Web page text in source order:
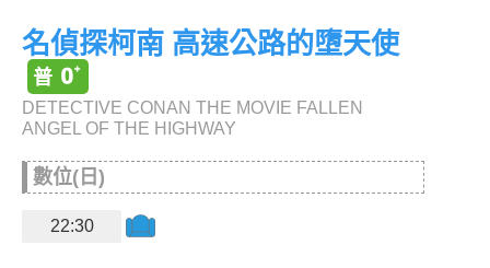
名偵探柯南 高速公路的墮天使
DETECTIVE CONAN THE MOVIE FALLEN
ANGEL OF THE HIGHWAY
數位(日)
22:30